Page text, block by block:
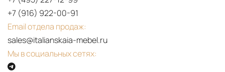
+7 (916) 922-00-91
Email отдела продаж:
sales@italianskaia-mebel.ru
Мы в социальных сетях: